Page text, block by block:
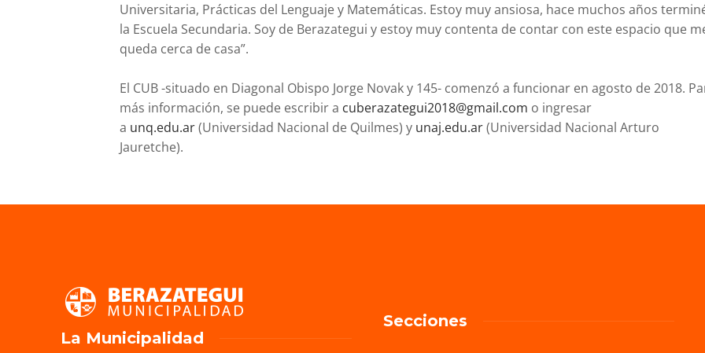
Universitaria, Prácticas del Lenguaje y Matemáticas. Estoy muy ansiosa, hace muchos años
la Escuela Secundaria. Soy de Berazategui y estoy muy contenta de contar con este espacio que
queda cerca de casa”.
El CUB -situado en Diagonal Obispo Jorge Novak y 145- comenzó a funcionar en agosto de 2018.
más información, se puede escribir a cuberazategui2018@gmail.com o ingresar
a unq.edu.ar(Universidad Nacional de Quilmes) y unaj.edu.ar(Universidad Nacional Arturo
Jauretche).
La Municipalidad
Secciones